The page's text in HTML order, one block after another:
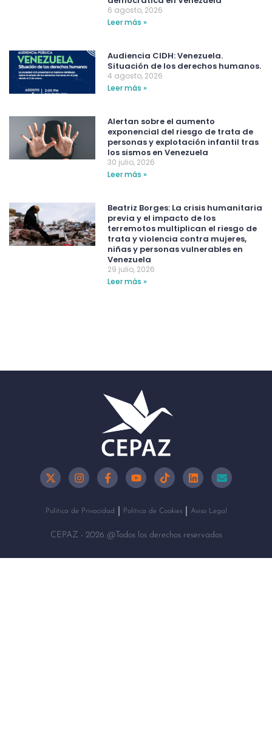
6 agosto, 2026
Leer más »
Audiencia CIDH: Venezuela.
Situación de los derechos humanos.
4 agosto, 2026
Leer más »
Alertan sobre el aumento
exponencial del riesgo de trata de
personas y explotación infantil tras
los sismos en Venezuela
30 julio, 2026
Leer más »
Beatriz Borges: La crisis humanitaria
previa y el impacto de los
terremotos multiplican el riesgo de
trata y violencia contra mujeres,
niñas y personas vulnerables en
Venezuela
29 julio, 2026
Leer más »
Política de Privacidad Política de Cookies Aviso Legal
CEPAZ - 2026 @Todos los derechos reservados